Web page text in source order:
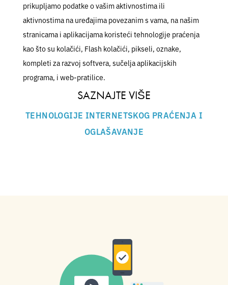
prikupljamo podatke o vašim aktivnostima ili
aktivnostima na uređajima povezanim s vama, na našim
stranicama i aplikacijama koristeći tehnologije praćenja
kao što su kolačići, Flash kolačići, pikseli, oznake,
kompleti za razvoj softvera, sučelja aplikacijskih
programa, i web-pratilice.
SAZNAJTE VIŠE
TEHNOLOGIJE INTERNETSKOG PRAĆENJA I
OGLAŠAVANJE